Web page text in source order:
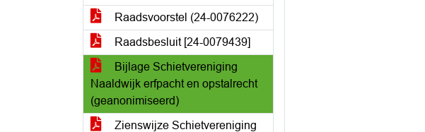
Raadsvoorstel (24-0076222)
Raadsbesluit [24-0079439]
Bijlage Schietvereniging
Naaldwijk erfpacht en opstalrecht
(geanonimiseerd)
Zienswijze Schietvereniging